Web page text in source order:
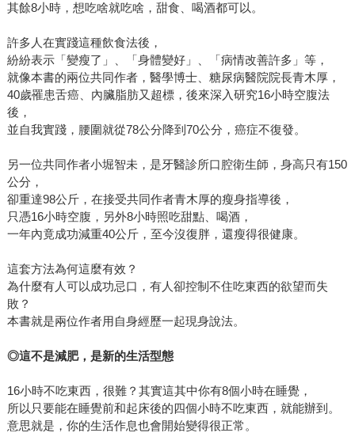
其餘8小時，想吃啥就吃啥，甜食、喝酒都可以。
許多人在實踐這種飲食法後，
紛紛表示「變瘦了」、「身體變好」、「病情改善許多」等，
就像本書的兩位共同作者，醫學博士、糖尿病醫院院長青木厚，
40歲罹患舌癌、內臟脂肪又超標，後來深入研究16小時空腹法
後，
並自我實踐，腰圍就從78公分降到70公分，癌症不復發。
另一位共同作者小堀智未，是牙醫診所口腔衛生師，身高只有150
公分，
卻重達98公斤，在接受共同作者青木厚的瘦身指導後，
只憑16小時空腹，另外8小時照吃甜點、喝酒，
一年內竟成功減重40公斤，至今沒復胖，還瘦得很健康。
這套方法為何這麼有效？
為什麼有人可以成功忌口，有人卻控制不住吃東西的欲望而失
敗？
本書就是兩位作者用自身經歷一起現身說法。
◎這不是減肥，是新的生活型態
16小時不吃東西，很難？其實這其中你有8個小時在睡覺，
所以只要能在睡覺前和起床後的四個小時不吃東西，就能辦到。
意思就是，你的生活作息也會開始變得很正常。